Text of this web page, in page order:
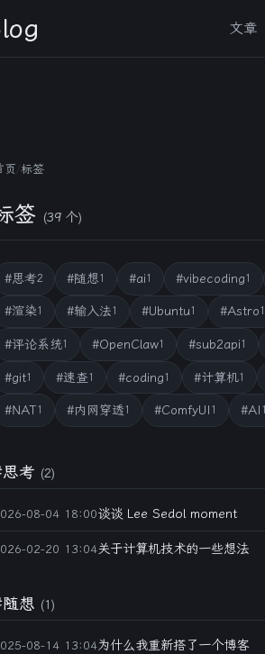
文章
页 标签
签 (39 个)
#思考2 #随想1 #ai1 #vibecoding1
#渲染1 #输入法1 #Ubuntu1 #Astro1
#评论系统1 #OpenClaw1 #sub2api1
#git1 #速查1 #coding1 #计算机1
#NAT1 #内网穿透1 #ComfyUI 1 #AI 1
考 (2)
08-04 18:00谈谈 Lee Sedol moment
02-20 13:04关于计算机技术的一些想法
想 (1)
08-14 13:04为什么我重新搭了一个博客